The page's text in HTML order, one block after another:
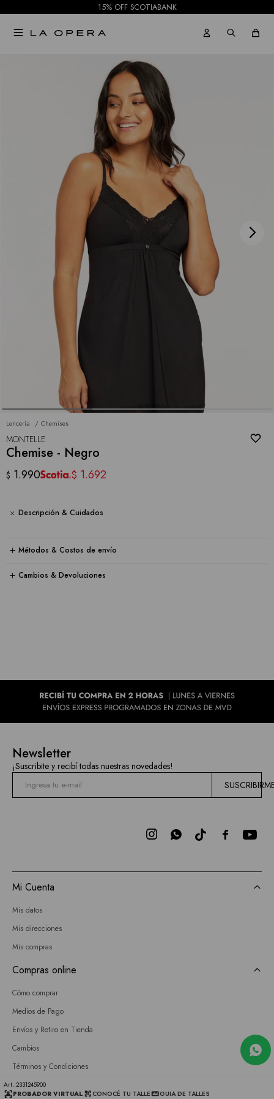
15% OFF SCOTIABANK

Lencería Chemises
MONTELLE
Chemise - Negro
$ 1.990 $ 1.692
2331245900
PROBADOR VIRTUAL
CONOCÉ TU TALLE
GUIA DE TALLES
Descripción & Cuidados
Métodos & Costos de envío
Cambios & Devoluciones
NOTIFICARME
Newsletter
¡Suscribite y recibí todas nuestras novedades!

 
Mi Cuenta
Mis datos
Mis direcciones
Mis compras
Compras online
Cómo comprar
Medios de Pago
Envíos y Retiro en Tienda
Cambios
Términos y Condiciones
GIFT CARD